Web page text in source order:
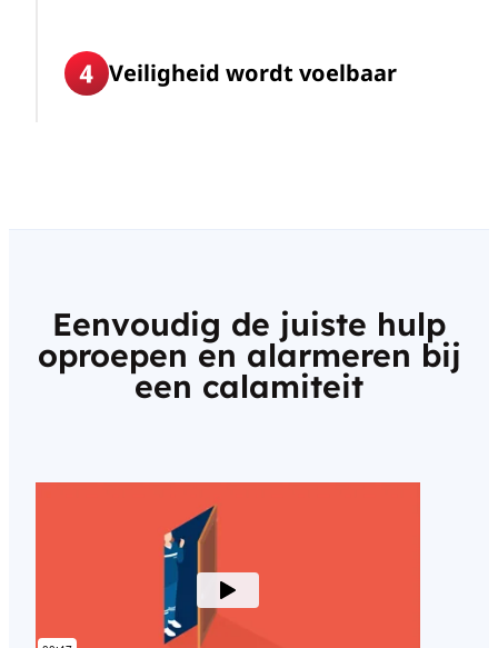
Veiligheid wordt voelbaar
Eenvoudig de juiste hulp
oproepen en alarmeren bij
een calamiteit